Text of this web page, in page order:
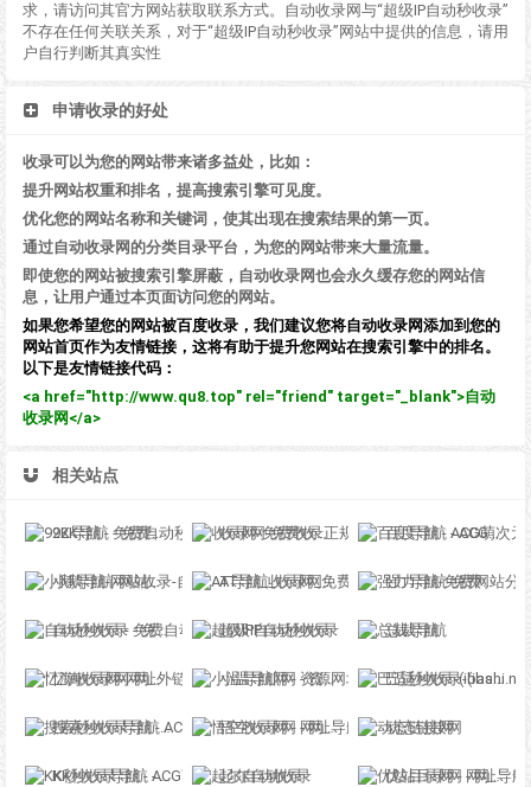
求，请访问其官方网站获取联系方式。自动收录网与“超级IP自动秒收录”
不存在任何关联关系，对于“超级IP自动秒收录”网站中提供的信息，请用
户自行判断其真实性
申请收录的好处
收录可以为您的网站带来诸多益处，比如：
提升网站权重和排名，提高搜索引擎可见度。
优化您的网站名称和关键词，使其出现在搜索结果的第一页。
通过自动收录网的分类目录平台，为您的网站带来大量流量。
即使您的网站被搜索引擎屏蔽，自动收录网也会永久缓存您的网站信
息，让用户通过本页面访问您的网站。
如果您希望您的网站被百度收录，我们建议您将自动收录网添加到您的
网站首页作为友情链接，这将有助于提升您网站在搜索引擎中的排名。
以下是友情链接代码：
<a href="http://www.qu8.top" rel="friend" target="_blank">自动
收录网</a>
相关站点
92K导航 - 免费自动秒收录网址导航 收录网-免费收录正规网站-免费发布软文 百度导航 - ACG萌次元丨ACG导航网丨二次元导航丨资源网导航丨福利网址导航 - BaiDu导航
小鹅导航-网站收录-自动收录网-网址收录-自动秒收录 AT导航_收录网_免费收录网站_自动收录网_秒收录 强力导航-免费网站分类导航，提交收录，秒收录
自动秒收录 - 免费自动秒收录网址导航 超级IP自动秒收录 总裁导航
忆海收录网-网址外链_自动收录网站_自助友情链接平台_网站广告_软文发布_站长交易_站长资源 小温导航网 - 资源网址导航，汇集各大资源网，全网优质教程技术网，搜集资源就从这里开始 巴适秒收录-(ibashi.net) - 巴适导航分类网站目录 - 自助网址提交自动收录
搜索秒收录导航 - ACG萌次元丨ACG导航网丨二次元导航丨资源网导航丨福利网址导航 - SS秒收录导航网 悟空收录网 - 网址导航大全 | 网站免费收录 | 软文外链发布平台 动态链接网
KK秒收录导航 - ACG萌次元丨ACG导航网丨二次元导航丨资源网导航丨福利网址导航 - KK秒收录导航网 起尔自动收录 优站目录网 - 网址导航分类网站目录 - 自助网址提交自动收录